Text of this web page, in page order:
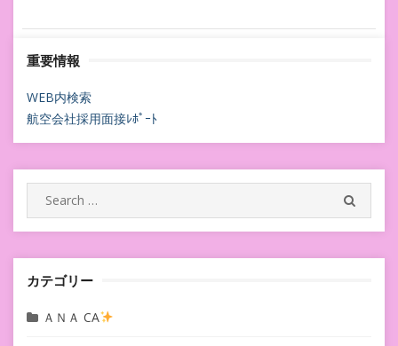
重要情報
WEB内検索
航空会社採用面接ﾚﾎﾟｰﾄ
Search
for:
カテゴリー
ＡＮＡ CA